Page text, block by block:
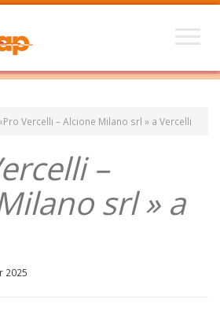
Vercelli – Alcione Milano srl » a Vercelli
–
srl » a
2025